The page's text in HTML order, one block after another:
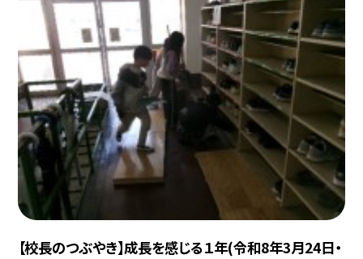
【校長のつぶやき】成長を感じる１年(令和8年3月24日・